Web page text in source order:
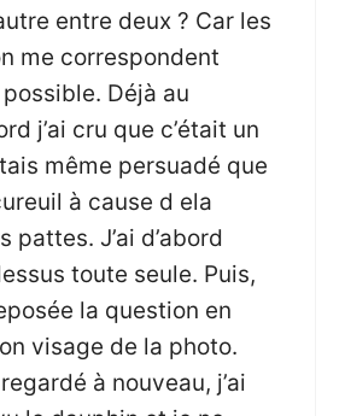
entre deux ? Car les
me correspondent
Déjà au
j’ai cru que c’était un
même persuadé que
à cause d ela
pattes. J’ai d’abord
toute seule. Puis,
la question en
visage de la photo.
à nouveau, j’ai